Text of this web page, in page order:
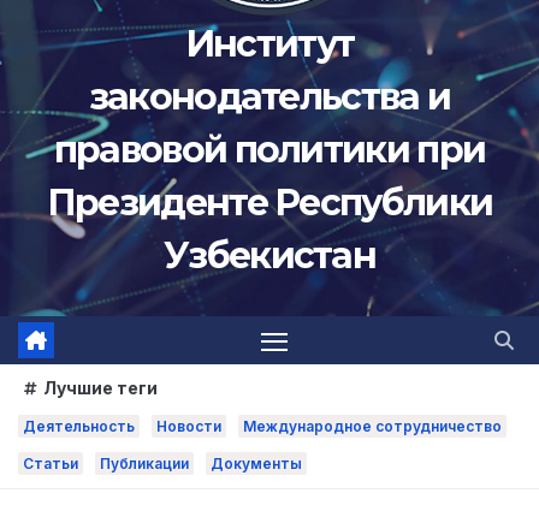
Институт
законодательства и
правовой политики при
Президенте Республики
Узбекистан
Лучшие теги
Деятельность Новости Международное сотрудничество
Статьи Публикации Документы